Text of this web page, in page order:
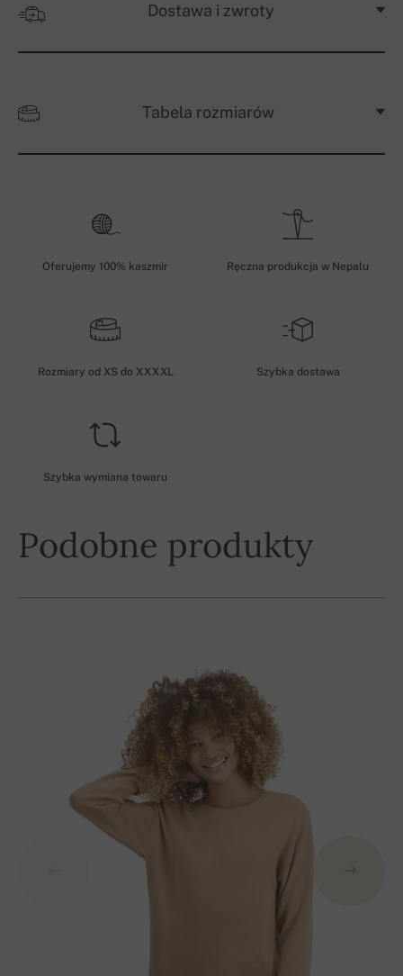
Dostawa i zwroty
Tabela rozmiarów
Oferujemy 100% kaszmir Ręczna produkcja w Nepalu
Rozmiary od XS do XXXXL Szybka dostawa
Szybka wymiana towaru
Podobne produkty